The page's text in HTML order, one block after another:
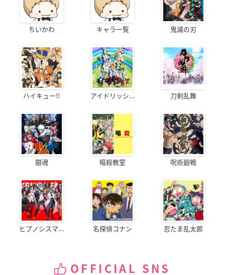
ちいかわ キャラ一覧 鬼滅の刃
ハイキュー!! アイドリッシ... 刀剣乱舞
銀魂 暗殺教室 呪術廻戦
ヒプノシスマ... 名探偵コナン 忍たま乱太郎
OFFICIAL SNS